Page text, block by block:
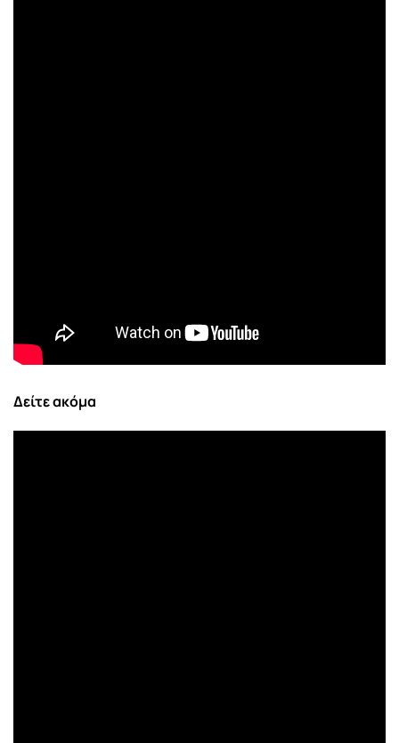
Δείτε ακόμα